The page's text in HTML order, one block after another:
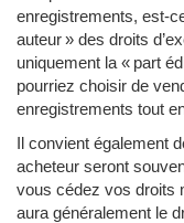
enregistrements, est-
auteur » des droits
uniquement la « part
pourriez choisir de
enregistrements tout
Il convient également
acheteur seront
vous cédez vos droits
aura généralement le